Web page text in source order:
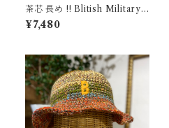
茶芯 長め !! Blitish Military
UK Leather Belt Black / イ
ギリス軍 レザー ベルト 96〜1
¥7,480